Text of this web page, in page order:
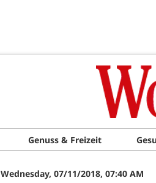
Genuss & Freizeit
Wednesday, 07/11/2018, 07:40 AM